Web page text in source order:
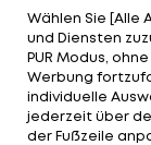
wird ein
Blatter
Kandidat für
aus Yaounde
Afrikanischen
Wählen Sie [Alle
und Diensten
PUR Modus,
Werbung
individuelle
jederzeit über
der Fußzeile